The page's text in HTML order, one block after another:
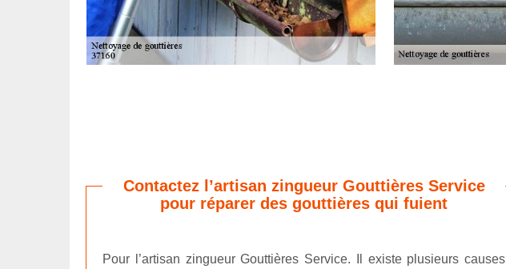
Contactez l’artisan zingueur Gouttières Service
pour réparer des gouttières qui fuient
Pour l’artisan zingueur Gouttières Service. Il existe plusieurs causes